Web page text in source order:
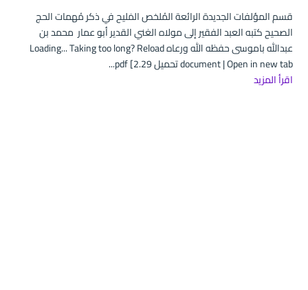
قسم المؤلفات الجديدة الرائعة المُلخص المَليح في ذكر مُهمات الحج
الصحيح كتبه العبد الفقير إلى مولاه الغني القدير أبو عمار محمد بن
عبدالله باموسى حفظه الله ورعاه Loading... Taking too long? Reload
document | Open in new tab تحميل pdf [2.29...
اقرأ المزيد